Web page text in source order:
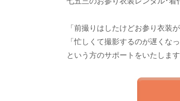
「前撮りはしたけどお参り衣装
「忙しくて撮影するのが遅くなっ
という方のサポートをいたしま